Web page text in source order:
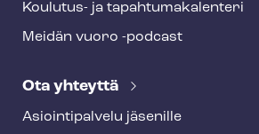
Koulutus- ja ta­pah­tu­ma­ka­len­te­ri
Meidän vuoro -podcast
Ota yhteyttä
Asioin­ti­pal­ve­lu jäsenille